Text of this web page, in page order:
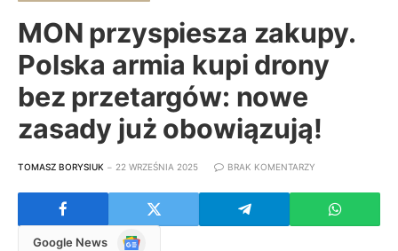
MON przyspiesza zakupy.
Polska armia kupi drony
bez przetargów: nowe
zasady już obowiązują!
TOMASZ BORYSIUK 22 WRZEŚNIA 2025 BRAK KOMENTARZY
Google News
Google